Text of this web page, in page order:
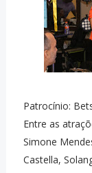
Patrocínio:
Entre as
Simone
Castella,